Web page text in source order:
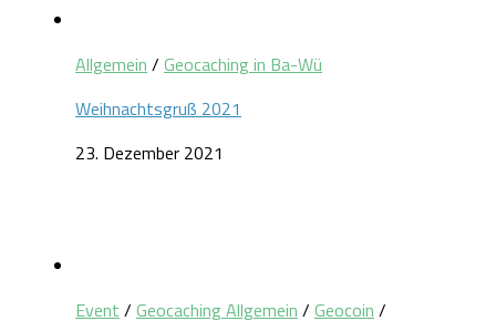
Allgemein / Geocaching in Ba-Wü
Weihnachtsgruß 2021
23. Dezember 2021
Event / Geocaching Allgemein / Geocoin /